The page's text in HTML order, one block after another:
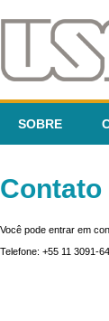
SOBRE
Contato
Você pode entrar em
Telefone: +55 11 3091-